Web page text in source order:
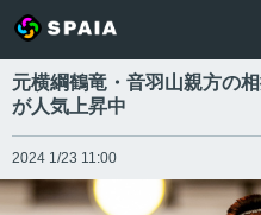
元横綱鶴竜・音羽山親方の
が人気上昇中
2024 1/23 11:00